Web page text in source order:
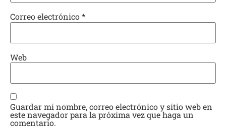
Correo electrónico*
Web
Guardar mi nombre, correo electrónico y sitio web en
este navegador para la próxima vez que haga un
comentario.